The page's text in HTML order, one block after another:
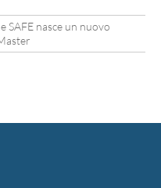
SAFE nasce un nuovo